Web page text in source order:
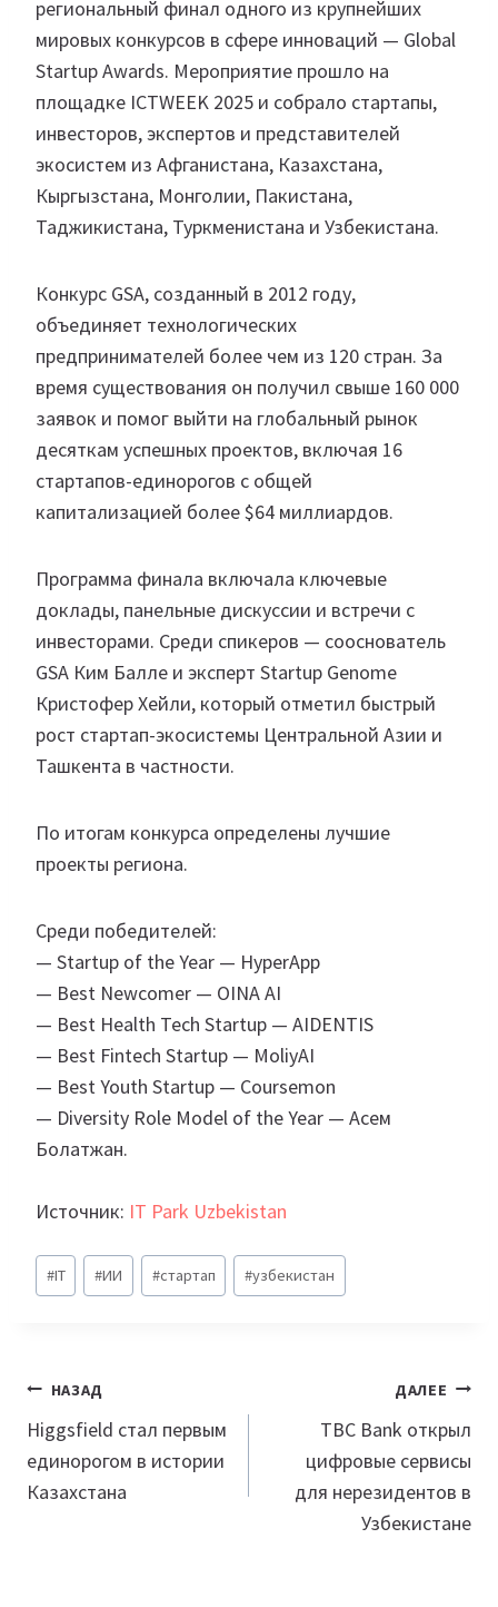
региональный финал одного из крупнейших
мировых конкурсов в сфере инноваций — Global
Startup Awards. Мероприятие прошло на
площадке ICTWEEK 2025 и собрало стартапы,
инвесторов, экспертов и представителей
экосистем из Афганистана, Казахстана,
Кыргызстана, Монголии, Пакистана,
Таджикистана, Туркменистана и Узбекистана.
Конкурс GSA, созданный в 2012 году,
объединяет технологических
предпринимателей более чем из 120 стран. За
время существования он получил свыше 160 000
заявок и помог выйти на глобальный рынок
десяткам успешных проектов, включая 16
стартапов-единорогов с общей
капитализацией более $64 миллиардов.
Программа финала включала ключевые
доклады, панельные дискуссии и встречи с
инвесторами. Среди спикеров — сооснователь
GSA Ким Балле и эксперт Startup Genome
Кристофер Хейли, который отметил быстрый
рост стартап-экосистемы Центральной Азии и
Ташкента в частности.
По итогам конкурса определены лучшие
проекты региона.
Среди победителей:
— Startup of the Year — HyperApp
— Best Newcomer — OINA AI
— Best Health Tech Startup — AIDENTIS
— Best Fintech Startup — MoliyAI
— Best Youth Startup — Coursemon
— Diversity Role Model of the Year — Асем
Болатжан.
Источник: IT Park Uzbekistan
Метки
записи:
#IT #ИИ #стартап #узбекистан
Навигация
по
записям
НАЗАД
Higgsfield стал первым
единорогом в истории
Казахстана
ДАЛЕЕ
TBC Bank открыл
цифровые сервисы
для нерезидентов в
Узбекистане